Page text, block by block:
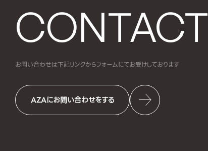
CONTACT
お問い合わせは下記リンクからフォームにてお受けしております
AZAにお問い合わせをする